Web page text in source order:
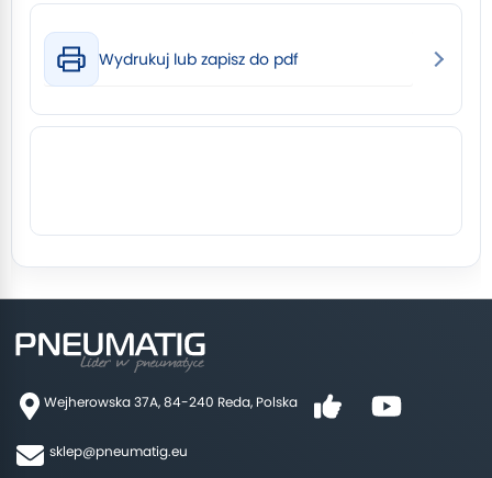
Wydrukuj lub zapisz do pdf
Wejherowska 37A, 84-240 Reda, Polska
sklep@pneumatig.eu